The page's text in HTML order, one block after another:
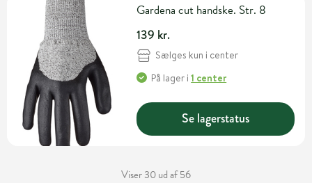
Gardena cut handske. Str. 8
139 kr.
Sælges kun i center
På lager i1 center
Se lagerstatus
Viser 30 ud af 56